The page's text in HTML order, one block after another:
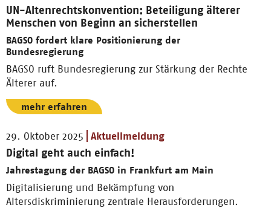
UN-Altenrechtskonvention: Beteiligung älterer
Menschen von Beginn an sicherstellen
BAGSO fordert klare Positionierung der
Bundesregierung
BAGSO ruft Bundesregierung zur Stärkung der Rechte
Älterer auf.
mehr erfahren
29. Oktober 2025 Aktuellmeldung
Digital geht auch einfach!
Jahrestagung der BAGSO in Frankfurt am Main
Digitalisierung und Bekämpfung von
Altersdiskriminierung zentrale Herausforderungen.